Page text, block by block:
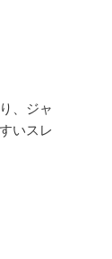
、ジャ
いスレ